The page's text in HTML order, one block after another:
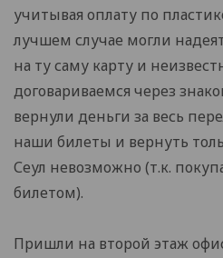
учитывая оплату по
лучшем случае могли
на ту саму карту и
договариваемся через
вернули деньги за весь
наши билеты и вернуть
Сеул невозможно (т.к.
билетом).
Пришли на второй этаж